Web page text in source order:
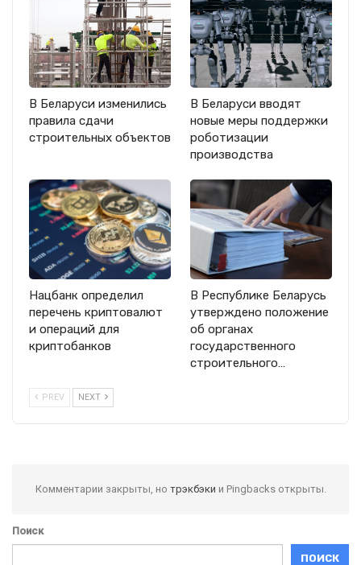
В Беларуси изменились
правила сдачи
строительных объектов
В Беларуси вводят
новые меры поддержки
роботизации
производства
Нацбанк определил
перечень криптовалют
и операций для
криптобанков
В Республике Беларусь
утверждено положение
об органах
государственного
строительного…
PREV NEXT
Комментарии закрыты, но трэкбэки и Pingbacks открыты.
Поиск
ПОИСК